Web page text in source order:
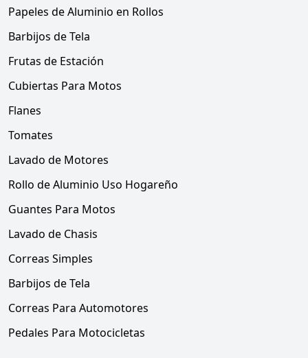
Papeles de Aluminio en Rollos
Barbijos de Tela
Frutas de Estación
Cubiertas Para Motos
Flanes
Tomates
Lavado de Motores
Rollo de Aluminio Uso Hogareño
Guantes Para Motos
Lavado de Chasis
Correas Simples
Barbijos de Tela
Correas Para Automotores
Pedales Para Motocicletas